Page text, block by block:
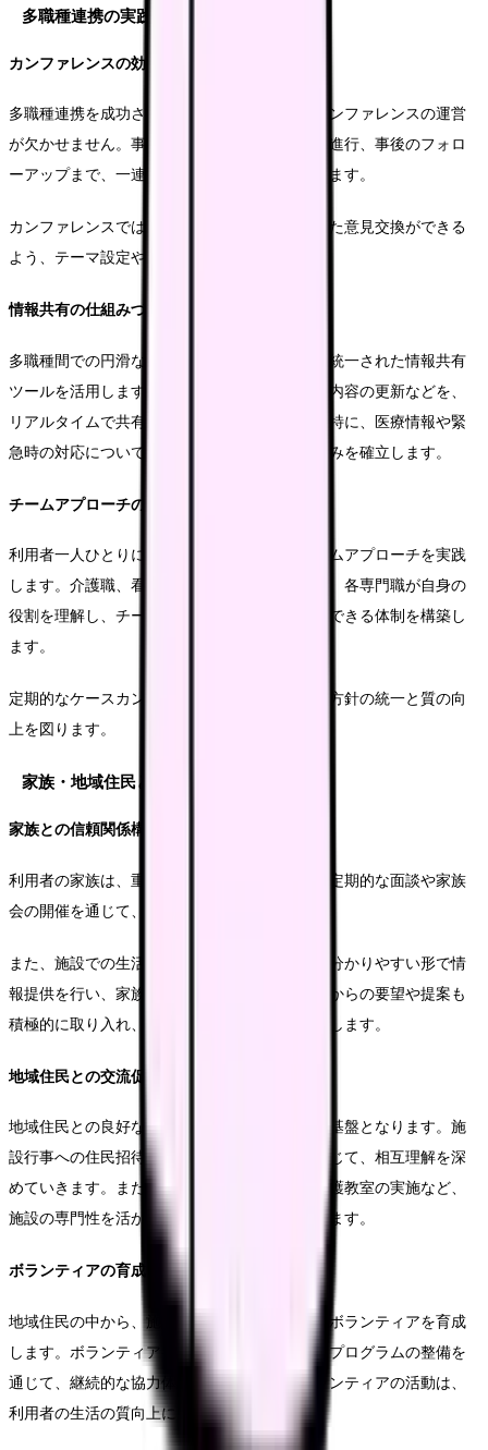
多職種連携の実践
カンファレンスの効果的運営
多職種連携を成功させるためには、効果的なカンファレンスの運営
が欠かせません。事前の資料準備から、当日の進行、事後のフォロ
ーアップまで、一連のプロセスを確実に実施します。
カンファレンスでは、各職種の専門性を活かした意見交換ができる
よう、テーマ設定や時間配分を工夫します。
情報共有の仕組みづくり
多職種間での円滑な情報共有を実現するため、統一された情報共有
ツールを活用します。利用者の状態変化や支援内容の更新などを、
リアルタイムで共有できる体制を整備します。特に、医療情報や緊
急時の対応については、確実な情報伝達の仕組みを確立します。
チームアプローチの実践
利用者一人ひとりに対して、多職種によるチームアプローチを実践
します。介護職、看護職、相談員、栄養士など、各専門職が自身の
役割を理解し、チームとして最適なケアを提供できる体制を構築し
ます。
定期的なケースカンファレンスを通じて、支援方針の統一と質の向
上を図ります。
家族・地域住民との協働
家族との信頼関係構築
利用者の家族は、重要な支援パートナーです。定期的な面談や家族
会の開催を通じて、信頼関係の構築を図ります。
また、施設での生活状況や支援内容について、分かりやすい形で情
報提供を行い、家族の安心感を高めます。家族からの要望や提案も
積極的に取り入れ、より良いケアの実現を目指します。
地域住民との交流促進
地域住民との良好な関係づくりは、施設運営の基盤となります。施
設行事への住民招待や、地域行事への参加を通じて、相互理解を深
めていきます。また、認知症カフェの開催や介護教室の実施など、
施設の専門性を活かした地域貢献活動も展開します。
ボランティアの育成と活用
地域住民の中から、施設活動に協力してくれるボランティアを育成
します。ボランティア養成講座の開催や、活動プログラムの整備を
通じて、継続的な協力体制を構築します。ボランティアの活動は、
利用者の生活の質向上にも大きく貢献します。